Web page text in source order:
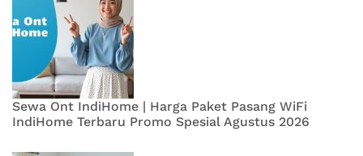
Sewa Ont IndiHome | Harga Paket Pasang WiFi
IndiHome Terbaru Promo Spesial Agustus 2026